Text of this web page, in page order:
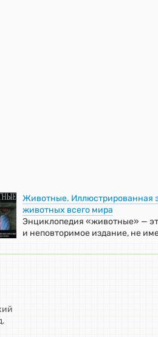
Животные. Иллюстрированная
животных всего мира
Энциклопедия «животные» —
и неповторимое издание, не